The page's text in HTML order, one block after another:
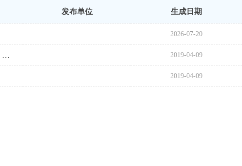
发布单位 生成日期
2026-07-20
县民政局开展2019年度农村居民 最低生活保障对象、特困人员 及残疾人员核查工作 2019-04-09
2019-04-09